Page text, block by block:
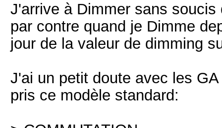
J'arrive à Dimmer sans
par contre quand je Dimme
jour de la valeur de dimming
J'ai un petit doute avec les
pris ce modèle standard: